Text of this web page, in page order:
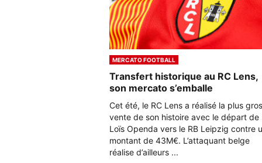
MERCATO FOOTBALL
Transfert historique au RC Lens,
son mercato s’emballe
Cet été, le RC Lens a réalisé la plus
vente de son histoire avec le départ de
Loïs Openda vers le RB Leipzig contre
montant de 43M€. L’attaquant belge
réalise d’ailleurs ...